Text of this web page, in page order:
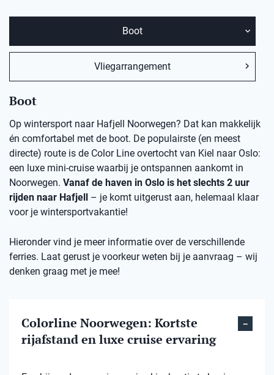
Boot
Vliegarrangement
Boot
Op wintersport naar Hafjell Noorwegen? Dat kan makkelijk
én comfortabel met de boot. De populairste (en meest
directe) route is de Color Line overtocht van Kiel naar Oslo:
een luxe mini-cruise waarbij je ontspannen aankomt in
Noorwegen. Vanaf de haven in Oslo is het slechts 2 uur
rijden naar Hafjell – je komt uitgerust aan, helemaal klaar
voor je wintersportvakantie!
Hieronder vind je meer informatie over de verschillende
ferries. Laat gerust je voorkeur weten bij je aanvraag – wij
denken graag met je mee!
Colorline Noorwegen: Kortste
rijafstand en luxe cruise ervaring